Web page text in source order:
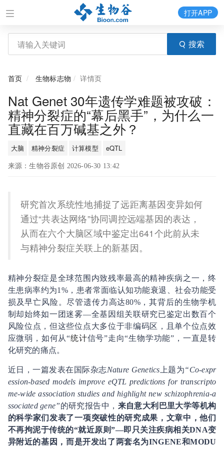
搜索
打开APP
首页 生物标志物 详情页
Nat Genet 30年遗传学难题被攻破：
精神分裂症的“幕后黑手”，为什么一
直藏在百万碱基之外？
大脑 精神分裂症 计算模型 eQTL
来源：生物谷原创 2026-06-30 13:42
研究首次系统性地捕捉了远距离基因变异如何
通过“共表达网络”协同调控远端基因的表达，
从而在六个大脑区域中鉴定出641个此前从未
与精神分裂症关联上的新基因。
精神分裂症是全球范围内致残率最高的精神疾病之一，终
生患病率约为1%，患者常面临认知功能衰退、社会功能受
损及早亡风险。尽管遗传力高达80%，其背后的生物学机
制却始终如一团迷雾—全基因组关联研究已鉴定出数百个
风险位点，但这些位点大多位于非编码区，且单个位点效
应微弱，如何从“统计信号”走向“生物学功能”，一直是转
化研究的痛点。
近日，一篇发表在国际杂志Nature Genetics 上题为“Co-expr
ession-based models improve eQTL predictions for transcripto
me-wide association studies and highlight new schizophrenia-a
ssociated gene”的研究报告中， 来自意大利巴里大学等机构
的科学家们发表了一项突破性的研究成果，文章中，他们
不再拘泥于传统的“就近原则”—即只关注疾病相关DNA变
异附近的基因，而是开发出了两套名为INGENE和MODU